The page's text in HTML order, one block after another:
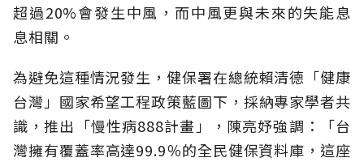
超過20%會發生中風，而中風更與未來的失能息
息相關。
為避免這種情況發生，健保署在總統賴清德「健康
台灣」國家希望工程政策藍圖下，採納專家學者共
識，推出「慢性病888計畫」，陳亮妤強調：「台
灣擁有覆蓋率高達99.9％的全民健保資料庫，這座